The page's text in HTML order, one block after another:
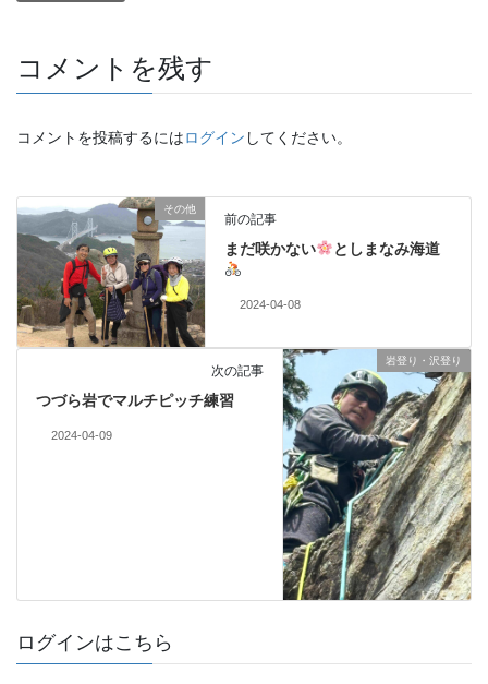
コメントを残す
コメントを投稿するにはログイン してください。
その他
前の記事
まだ咲かない としまなみ海道
2024-04-08
岩登り・沢登り
次の記事
つづら岩でマルチピッチ練習
2024-04-09
ログインはこちら